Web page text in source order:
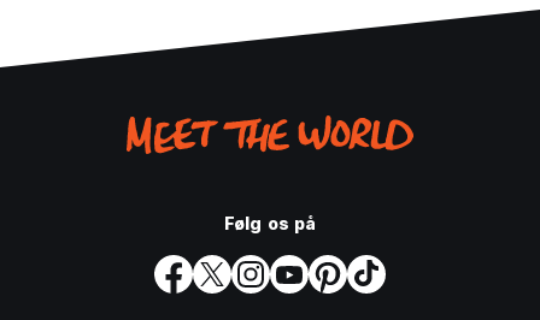
Følg os på